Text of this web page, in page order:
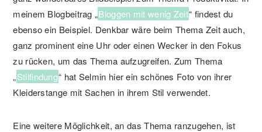
meinem Blogbeitrag „Bloggen mit wenig Zeit“ findest du
ebenso ein Beispiel. Denkbar wäre beim Thema Zeit auch,
ganz prominent eine Uhr oder einen Wecker in den Fokus
zu rücken, um das Thema aufzugreifen. Zum Thema
„Stilfindung“ hat Selmin hier ein schönes Foto von ihrer
Kleiderstange mit Sachen in ihrem Stil verwendet.
Eine weitere Möglichkeit, an das Thema ranzugehen, ist